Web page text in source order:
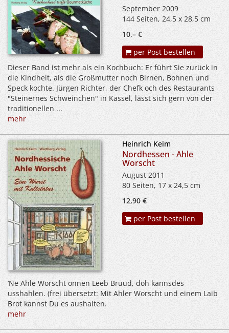
September 2009
144 Seiten, 24,5 x 28,5 cm
10,– €
per Post bestellen
Dieser Band ist mehr als ein Kochbuch: Er führt Sie zurück in
die Kindheit, als die Großmutter noch Birnen, Bohnen und
Speck kochte. Jürgen Richter, der Chefk och des Restaurants
"Steinernes Schweinchen" in Kassel, lässt sich gern von der
traditionellen ...
mehr
Heinrich Keim
Nordhessen - Ahle
Worscht
August 2011
80 Seiten, 17 x 24,5 cm
12,90 €
per Post bestellen
‘Ne Ahle Worscht onnen Leeb Bruud, doh kannsdes
usshahlen. (frei übersetzt: Mit Ahler Worscht und einem Laib
Brot kannst Du es aushalten.
mehr